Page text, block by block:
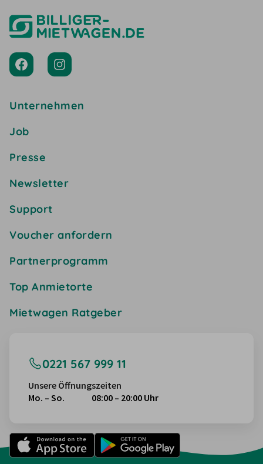
Unternehmen
Job
Presse
Newsletter
Support
Voucher anfordern
Partnerprogramm
Top Anmietorte
Mietwagen Ratgeber
0221 567 999 11
Unsere Öffnungszeiten
Mo. – So.
08:00 – 20:00 Uhr